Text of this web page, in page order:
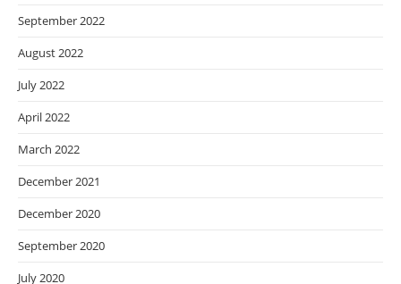
September 2022
August 2022
July 2022
April 2022
March 2022
December 2021
December 2020
September 2020
July 2020